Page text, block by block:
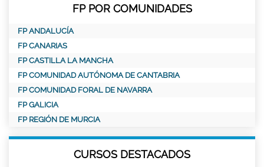
FP POR COMUNIDADES
FP ANDALUCÍA
FP CANARIAS
FP CASTILLA LA MANCHA
FP COMUNIDAD AUTÓNOMA DE CANTABRIA
FP COMUNIDAD FORAL DE NAVARRA
FP GALICIA
FP REGIÓN DE MURCIA
CURSOS DESTACADOS